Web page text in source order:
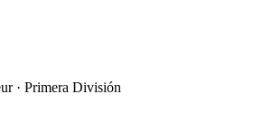
· Primera División